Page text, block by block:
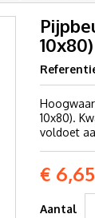
10x80)
10x80).
voldoet
€ 6,65
Aantal